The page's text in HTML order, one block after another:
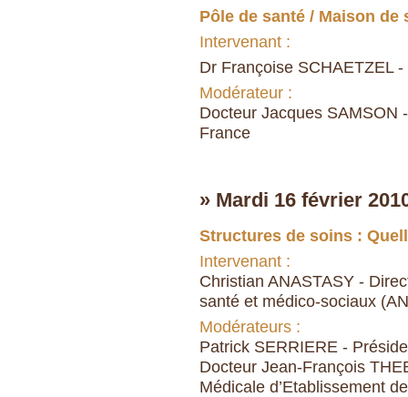
Pôle de santé / Maison
Intervenant :
Dr Françoise SCHAETZEL
Modérateur :
Docteur Jacques SAMSON
France
» Mardi 16 février
Structures de soins :
Intervenant :
Christian ANASTASY -
santé et médico-sociaux
Modérateurs :
Patrick SERRIERE -
Docteur Jean-François
Médicale d’Etablissement